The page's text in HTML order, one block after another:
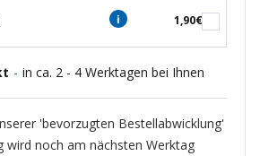
1,90€
- in ca. 2 - 4 Werktagen bei Ihnen
'bevorzugten Bestellabwicklung'
wird noch am nächsten Werktag